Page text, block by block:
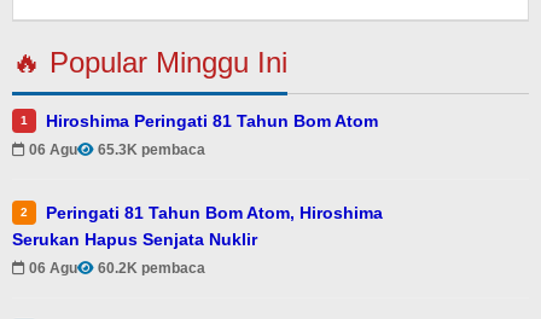
🔥 Popular Minggu Ini
1 Hiroshima Peringati 81 Tahun Bom Atom
06 Agu 65.3K pembaca
2
Peringati 81 Tahun Bom Atom, Hiroshima
Serukan Hapus Senjata Nuklir
06 Agu 60.2K pembaca